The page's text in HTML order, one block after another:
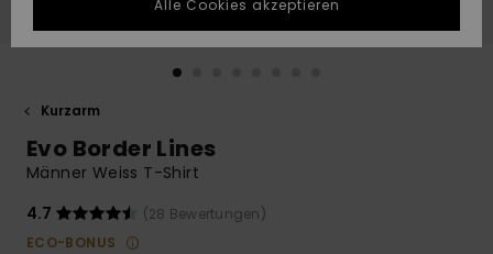
schnellste
Antwort auf Ihre
Frage zu
Finden Sie
die häufigsten
Fragen sowie
WUNSCHLISTE
Kurzarm
Evo Border Lines
Männer Weiss T-Shirt
4.7
(28 Bewertungen)
ECO-BONUS
Alle Cookies akzeptieren